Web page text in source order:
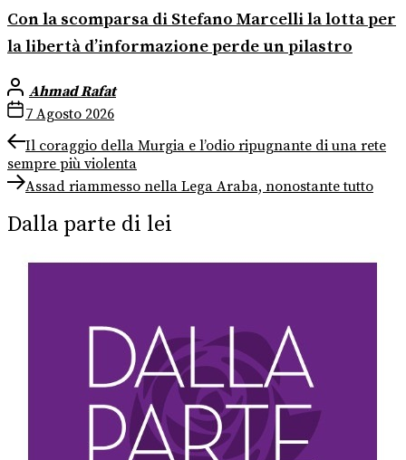
Con la scomparsa di Stefano Marcelli la lotta per
la libertà d’informazione perde un pilastro
Ahmad Rafat
7 Agosto 2026
Navigazione
articoli
Previous
post:
Il coraggio della Murgia e l’odio ripugnante di una rete
sempre più violenta
Next
post:
Assad riammesso nella Lega Araba, nonostante tutto
Dalla parte di lei